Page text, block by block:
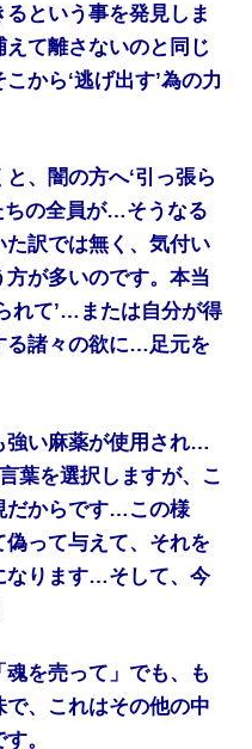
という事を発見しま
て離さないのと同じ
から‘逃げ出す’為の力
、闇の方へ‘引っ張ら
ちの全員が…そうなる
訳では無く、気付い
が多いのです。本当
れて’…または自分が得
る諸々の欲に…足元を
強い麻薬が使用され…
葉を選択しますが、こ
だからです…この様
って与えて、それを
なります…そして、今
を売って」でも、も
、これはその他の中
。